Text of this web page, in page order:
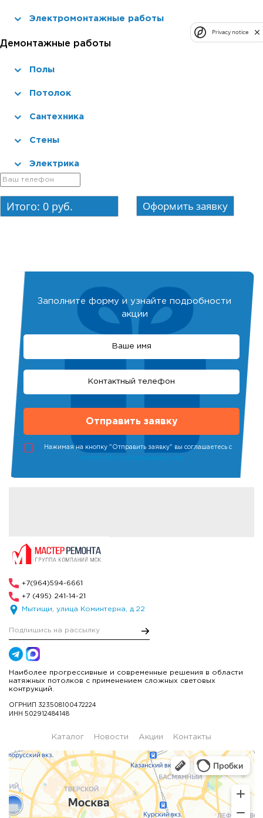
Электромонтажные работы
Демонтажные работы
Полы
Потолок
Сантехника
Стены
Электрика
Итого: 0руб.
Заполните форму и узнайте подробности
акции
Нажимая на кнопку "Отправить заявку" вы соглашаетесь с
политикой конфиденциальности
+7(964)594-6661
+7 (495) 241-14-21
Мытищи, улица Коминтерна, д.22
Наиболее прогрессивные и современные решения в области
натяжных потолков с применением сложных световых
контрукций.
ОГРНИП 323508100472224
ИНН 502912484148
Каталог Новости Акции Контакты
Privacy notice